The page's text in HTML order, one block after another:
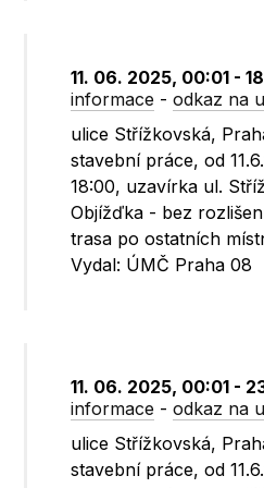
11. 06. 2025, 00:01 -
informace -odkaz na
ulice Střížkovská,
stavební práce, od
18:00, uzavírka ul.
Objížďka - bez
trasa po ostatních
Vydal: ÚMČ Praha 08
11. 06. 2025, 00:01 -
informace -odkaz na
ulice Střížkovská,
stavební práce, od